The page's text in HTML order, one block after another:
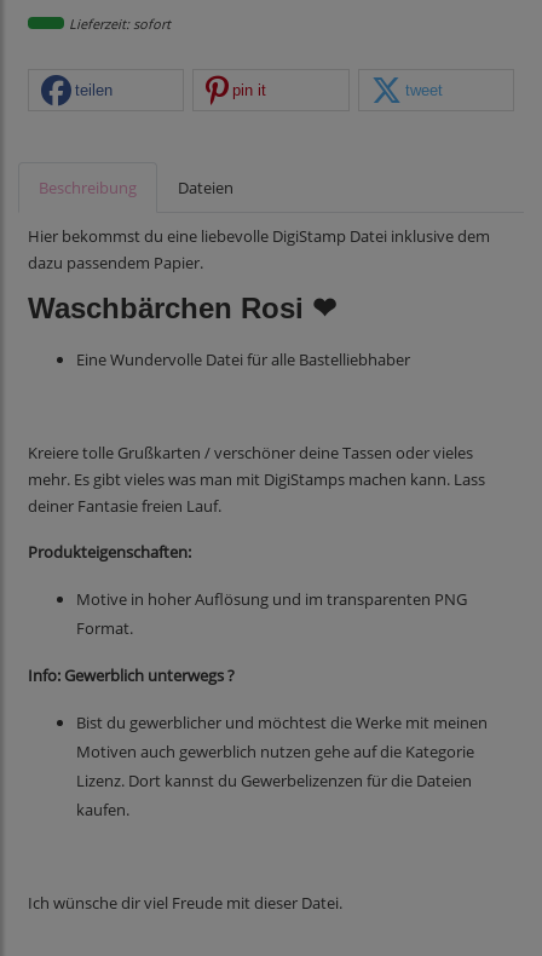
Lieferzeit: sofort
teilen pin it tweet
Beschreibung Dateien
Hier bekommst du eine liebevolle DigiStamp Datei inklusive dem
dazu passendem Papier.
Waschbärchen Rosi ❤
Eine Wundervolle Datei für alle Bastelliebhaber
Kreiere tolle Grußkarten / verschöner deine Tassen oder vieles
mehr. Es gibt vieles was man mit DigiStamps machen kann. Lass
deiner Fantasie freien Lauf.
Produkteigenschaften:
Motive in hoher Auflösung und im transparenten PNG
Format.
Info: Gewerblich unterwegs ?
Bist du gewerblicher und möchtest die Werke mit meinen
Motiven auch gewerblich nutzen gehe auf die Kategorie
Lizenz. Dort kannst du Gewerbelizenzen für die Dateien
kaufen.
Ich wünsche dir viel Freude mit dieser Datei.